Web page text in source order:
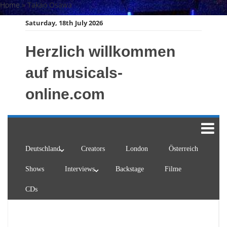
Skip
to
Home» Takao Osawa
Saturday, 18th July 2026
Herzlich willkommen
auf musicals-
online.com
Deutschland Creators London Österreich
Shows Interviews Backstage Filme
CDs